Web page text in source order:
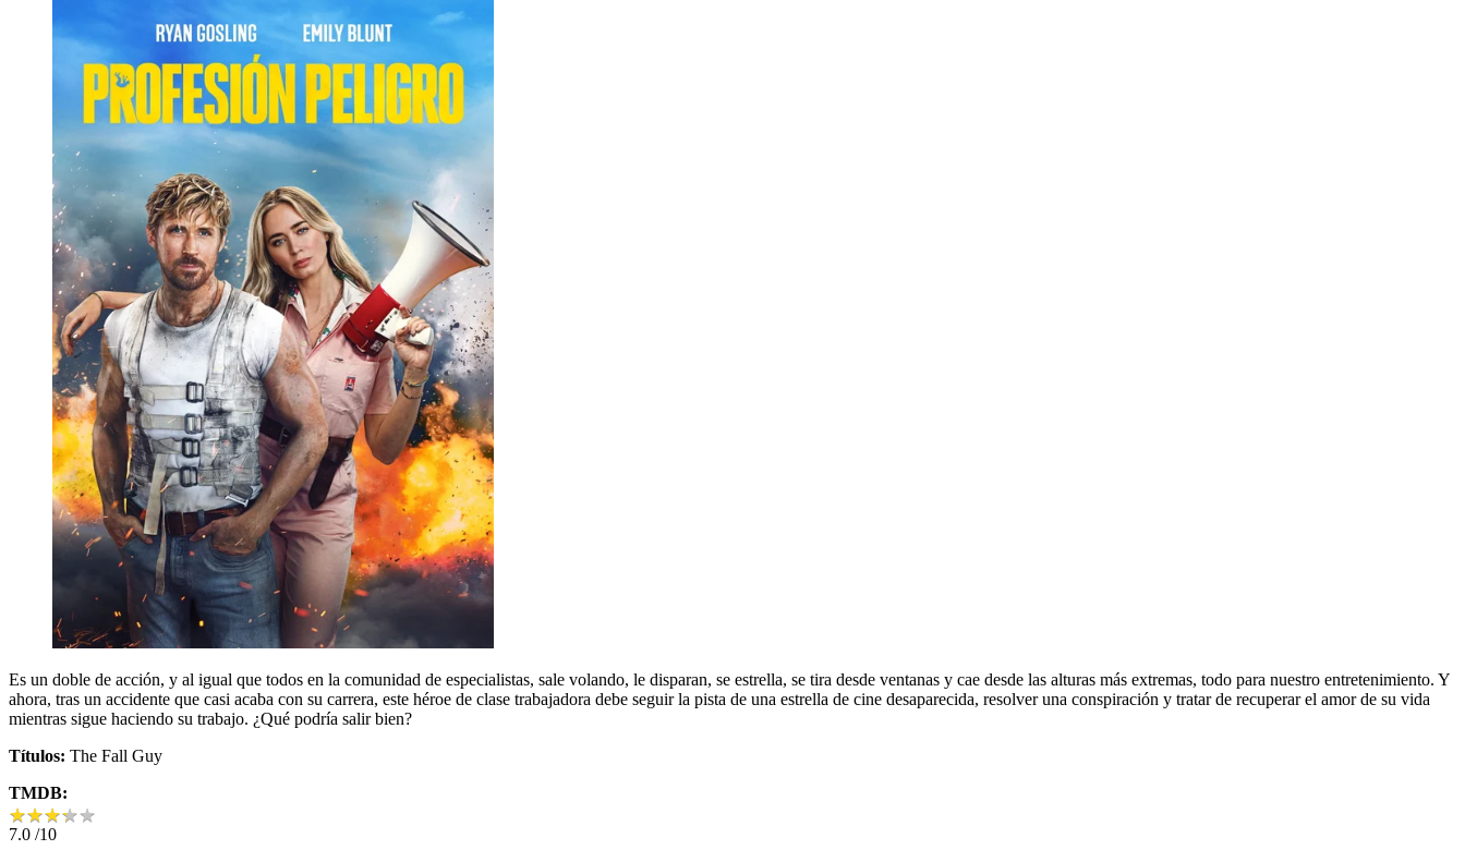
Es un doble de acción, y al igual que todos en la comunidad de especialistas, sale volando, le disparan, se estrella, se tira desde ventanas y cae desde las alturas más extremas, todo para nuestro entretenimiento. Y
ahora, tras un accidente que casi acaba con su carrera, este héroe de clase trabajadora debe seguir la pista de una estrella de cine desaparecida, resolver una conspiración y tratar de recuperar el amor de su vida
mientras sigue haciendo su trabajo. ¿Qué podría salir bien?
Títulos: The Fall Guy
TMDB:
★★★★★
★★★★★
7.0 /10